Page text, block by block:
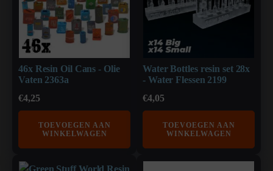
46x Resin Oil Cans - Olie
Vaten 2363a
€4,25
TOEVOEGEN AAN
WINKELWAGEN
Water Bottles resin set 28x
- Water Flessen 2199
€4,05
TOEVOEGEN AAN
WINKELWAGEN